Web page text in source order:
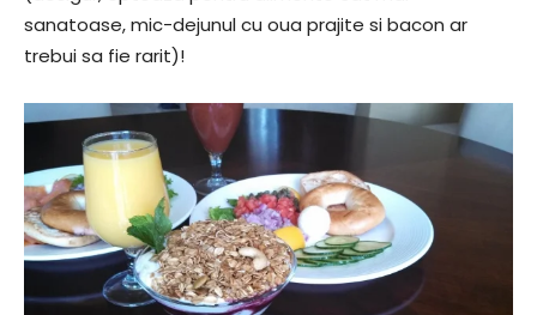
sanatoase, mic-dejunul cu oua prajite si bacon ar
trebui sa fie rarit)!